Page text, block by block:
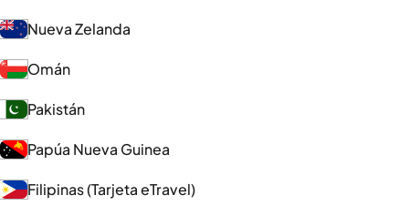
Nueva Zelanda
Omán
Pakistán
Papúa Nueva Guinea
Filipinas (Tarjeta eTravel)